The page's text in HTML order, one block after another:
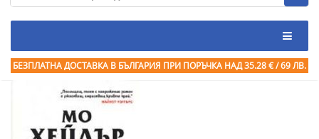
БЕЗПЛАТНА ДОСТАВКА В БЪЛГАРИЯ ПРИ ПОРЪЧКА НАД 35.28 € / 69 ЛВ.